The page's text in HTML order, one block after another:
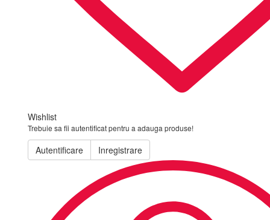
Wishlist
Trebuie sa fii autentificat pentru a adauga produse!
Autentificare Inregistrare